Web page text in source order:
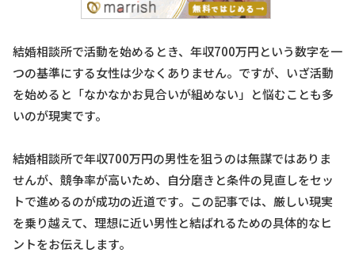
結婚相談所で活動を始めるとき、年収700万円という数字を一
つの基準にする女性は少なくありません。ですが、いざ活動
を始めると「なかなかお見合いが組めない」と悩むことも多
いのが現実です。
結婚相談所で年収700万円の男性を狙うのは無謀ではありま
せんが、競争率が高いため、自分磨きと条件の見直しをセッ
トで進めるのが成功の近道です。この記事では、厳しい現実
を乗り越えて、理想に近い男性と結ばれるための具体的なヒ
ントをお伝えします。